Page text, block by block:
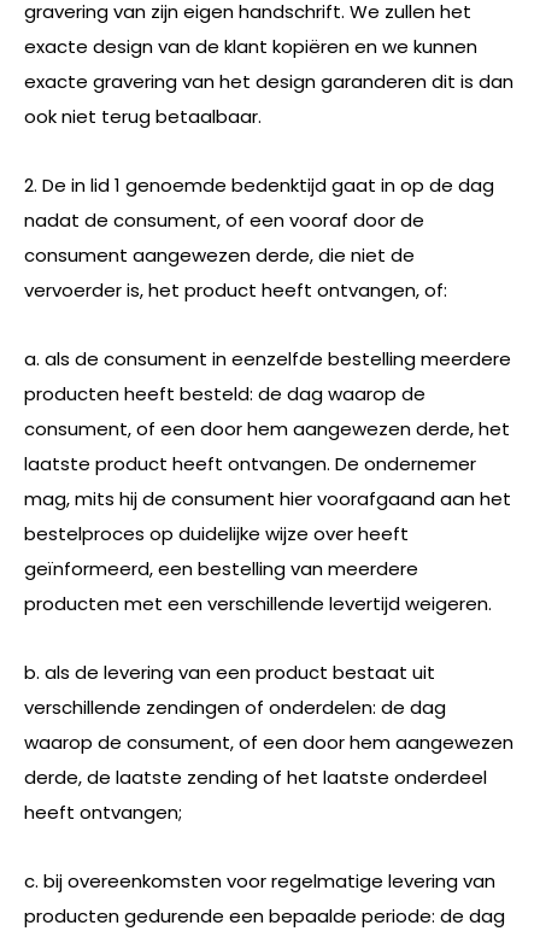
gravering van zijn eigen handschrift. We zullen het
exacte design van de klant kopiëren en we kunnen
exacte gravering van het design garanderen dit is dan
ook niet terug betaalbaar.
2. De in lid 1 genoemde bedenktijd gaat in op de dag
nadat de consument, of een vooraf door de
consument aangewezen derde, die niet de
vervoerder is, het product heeft ontvangen, of:
a. als de consument in eenzelfde bestelling meerdere
producten heeft besteld: de dag waarop de
consument, of een door hem aangewezen derde, het
laatste product heeft ontvangen. De ondernemer
mag, mits hij de consument hier voorafgaand aan het
bestelproces op duidelijke wijze over heeft
geïnformeerd, een bestelling van meerdere
producten met een verschillende levertijd weigeren.
b. als de levering van een product bestaat uit
verschillende zendingen of onderdelen: de dag
waarop de consument, of een door hem aangewezen
derde, de laatste zending of het laatste onderdeel
heeft ontvangen;
c. bij overeenkomsten voor regelmatige levering van
producten gedurende een bepaalde periode: de dag